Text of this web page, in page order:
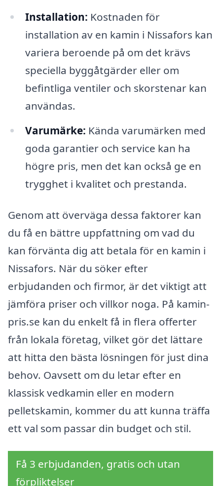
Installation: Kostnaden för
installation av en kamin i Nissafors kan
variera beroende på om det krävs
speciella byggåtgärder eller om
befintliga ventiler och skorstenar kan
användas.
Varumärke: Kända varumärken med
goda garantier och service kan ha
högre pris, men det kan också ge en
trygghet i kvalitet och prestanda.
Genom att överväga dessa faktorer kan
du få en bättre uppfattning om vad du
kan förvänta dig att betala för en kamin i
Nissafors. När du söker efter
erbjudanden och firmor, är det viktigt att
jämföra priser och villkor noga. På kamin-
pris.se kan du enkelt få in flera offerter
från lokala företag, vilket gör det lättare
att hitta den bästa lösningen för just dina
behov. Oavsett om du letar efter en
klassisk vedkamin eller en modern
pelletskamin, kommer du att kunna träffa
ett val som passar din budget och stil.
Få 3 erbjudanden, gratis och utan
förpliktelser